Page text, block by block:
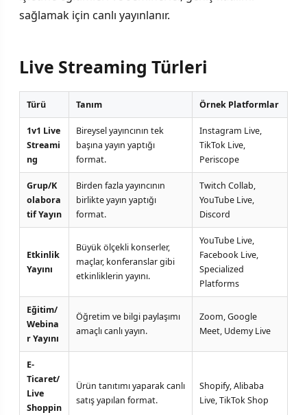
sağlamak için canlı yayınlanır.
Live Streaming Türleri
Türü Tanım Örnek Platformlar
1v1 Live
Streami
ng
Bireysel yayıncının tek
başına yayın yaptığı
format.
Instagram Live,
TikTok Live,
Periscope
Grup/K
olabora
tif Yayın
Birden fazla yayıncının
birlikte yayın yaptığı
format.
Twitch Collab,
YouTube Live,
Discord
Etkinlik
Yayını
Büyük ölçekli konserler,
maçlar, konferanslar gibi
etkinliklerin yayını.
YouTube Live,
Facebook Live,
Specialized
Platforms
Eğitim/
Webina
r Yayını
Öğretim ve bilgi paylaşımı
amaçlı canlı yayın.
Zoom, Google
Meet, Udemy Live
E-
Ticaret/
Live
Shoppin
Ürün tanıtımı yaparak canlı
satış yapılan format.
Shopify, Alibaba
Live, TikTok Shop